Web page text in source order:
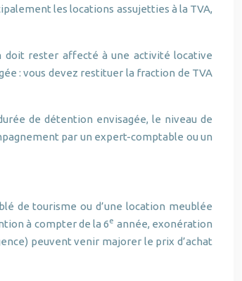
les locations assujetties à la TVA,
doit rester affecté à une activité locative
: vous devez restituer la fraction de TVA
de détention envisagée, le niveau de
par un expert-comptable ou un
de tourisme ou d’une location meublée
à compter de la 6e année, exonération
peuvent venir majorer le prix d’achat